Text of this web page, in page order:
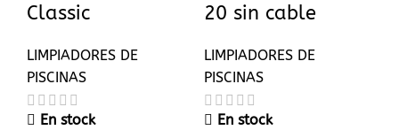
Classic
LIMPIADORES DE
PISCINAS
En stock
20 sin cable
LIMPIADORES DE
PISCINAS
En stock